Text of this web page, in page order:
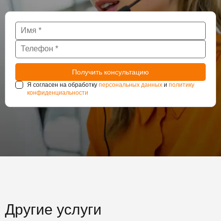
Я согласен на обработку персональных данных и политику
конфиденциальности
Другие услуги